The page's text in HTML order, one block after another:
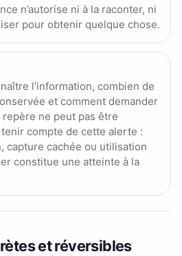
n’autorise ni à la raconter, ni
pour obtenir quelque chose.
l’information, combien de
et comment demander
ne peut pas être
compte de cette alerte :
capture cachée ou utilisation
constitue une atteinte à la
et réversibles